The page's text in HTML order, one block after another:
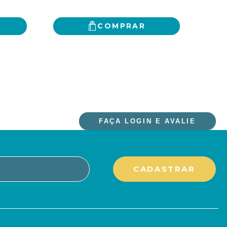
COMPRAR
FAÇA LOGIN E AVALIE